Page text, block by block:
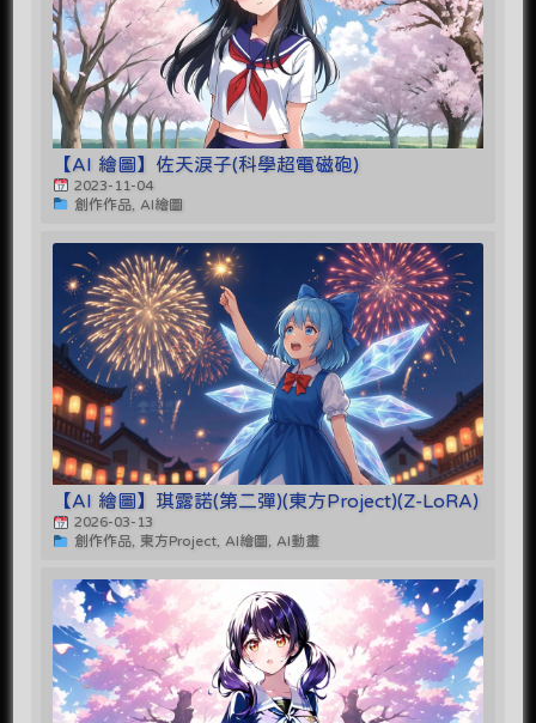
【AI 繪圖】佐天淚子(科學超電磁砲)
2023-11-04
創作作品, AI繪圖
【AI 繪圖】琪露諾(第二彈)(東方Project)(Z-LoRA)
2026-03-13
創作作品, 東方Project, AI繪圖, AI動畫